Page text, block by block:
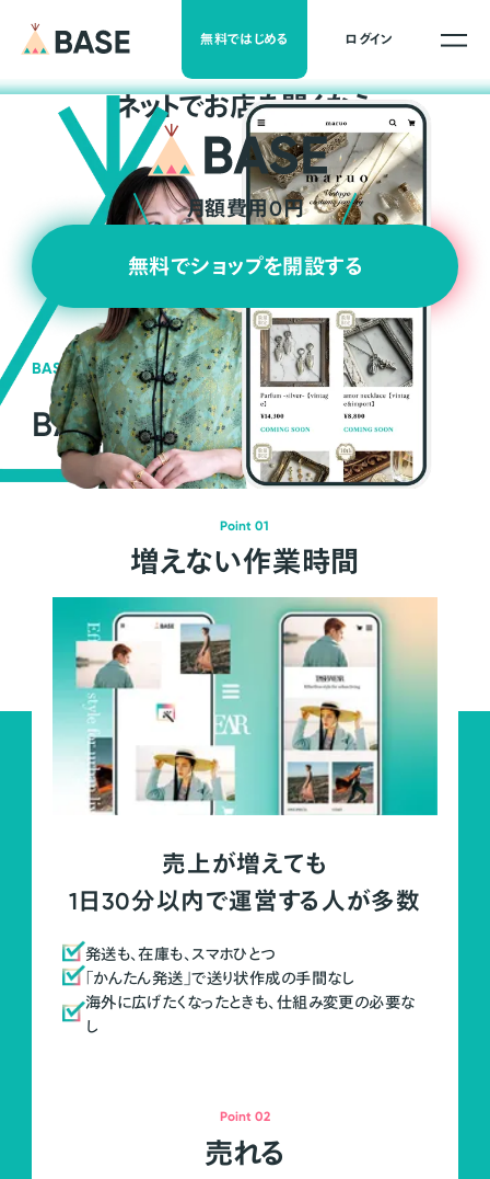
無料ではじめる ログイン
ネットでお店を開くなら
月額費用0円
無料でショップを開設する
BASEの強み
BASEが強い3つの理由
Point 01
増えない作業時間
売上が増えても
1日30分以内で運営する人が多数
発送も、在庫も、スマホひとつ
「かんたん発送」で送り状作成の手間なし
海外に広げたくなったときも、仕組み変更の必要な
し
Point 02
売れる